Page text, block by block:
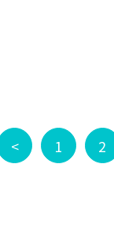
< 1 2